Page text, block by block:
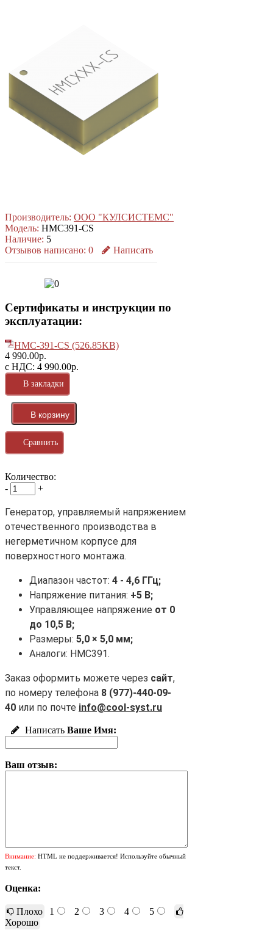
Производитель: ООО "КУЛСИСТЕМС"
Модель: HMC391-CS
Наличие: 5
Отзывов написано: 0 Написать
Сертификаты и инструкции по
эксплуатации:
HMC-391-CS (526.85KB)
4 990.00р.
с НДС: 4 990.00р.
В закладки
Сравнить
Количество:
-
+
Генератор, управляемый напряжением
отечественного производства в
негерметичном корпусе для
поверхностного монтажа.
Диапазон частот: 4 - 4,6 ГГц;
Напряжение питания: +5 В;
Управляющее напряжение от 0
до 10,5 В;
Размеры: 5,0 × 5,0 мм;
Аналоги: HMC391.
Заказ оформить можете через сайт,
по номеру телефона 8 (977)-440-09-
40 или по почте info@cool-syst.ru
Написать Ваше Имя:
Ваш отзыв:
Внимание: HTML не поддерживается! Используйте обычный
текст.
Оценка:
Плохо 1 2 3 4
5
Хорошо